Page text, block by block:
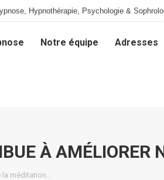
Hypnothérapie, Psychologie &
Notre équipe Adresses
À AMÉLIORER
méditation…
Notre équipe Adresses